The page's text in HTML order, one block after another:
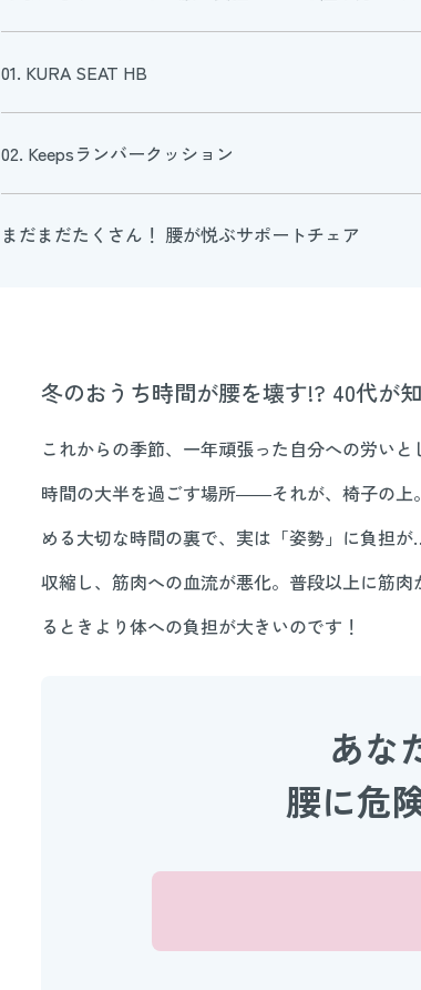
01. KURA SEAT HB
02. Keepsランバークッション
まだまだたくさん！ 腰が悦ぶサポートチェア
冬のおうち時間が腰を壊す!? 40代が
これからの季節、一年頑張った自分への労い
時間の大半を過ごす場所――それが、椅子の上
める大切な時間の裏で、実は「姿勢」に負担
収縮し、筋肉への血流が悪化。普段以上に筋
るときより体への負担が大きいのです！
あな
腰に危